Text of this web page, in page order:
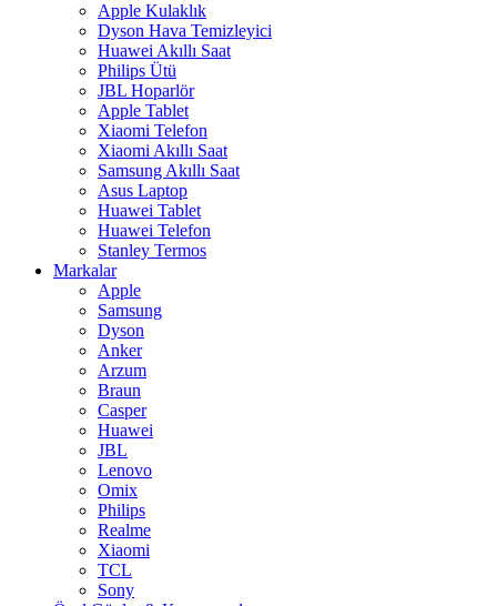
Apple Kulaklık
Dyson Hava Temizleyici
Huawei Akıllı Saat
Philips Ütü
JBL Hoparlör
Apple Tablet
Xiaomi Telefon
Xiaomi Akıllı Saat
Samsung Akıllı Saat
Asus Laptop
Huawei Tablet
Huawei Telefon
Stanley Termos
Markalar
Apple
Samsung
Dyson
Anker
Arzum
Braun
Casper
Huawei
JBL
Lenovo
Omix
Philips
Realme
Xiaomi
TCL
Sony